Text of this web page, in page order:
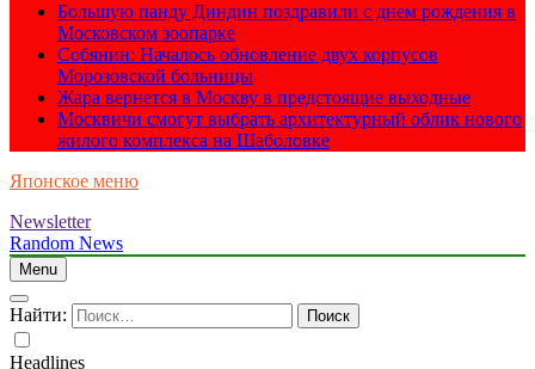
Большую панду Диндин поздравили с днем рождения в
Московском зоопарке
Собянин: Началось обновление двух корпусов
Морозовской больницы
Жара вернется в Москву в предстоящие выходные
Москвичи смогут выбрать архитектурный облик нового
жилого комплекса на Шаболовке
Японское меню
Newsletter
Random News
Menu
Найти:
Headlines